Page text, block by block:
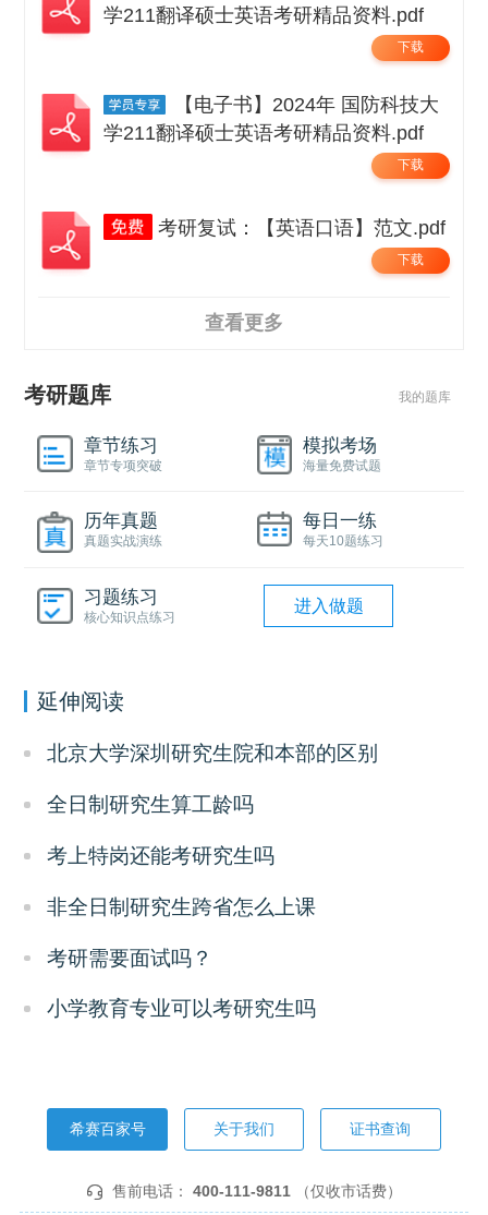
学211翻译硕士英语考研精品资料.pdf
下载
【电子书】2024年 国防科技大
学211翻译硕士英语考研精品资料.pdf
下载
考研复试：【英语口语】范文.pdf
下载
查看更多
考研题库 我的题库
章节练习
章节专项突破
模拟考场
海量免费试题
历年真题
真题实战演练
每日一练
每天10题练习
习题练习
核心知识点练习
进入做题
延伸阅读
北京大学深圳研究生院和本部的区别
全日制研究生算工龄吗
考上特岗还能考研究生吗
非全日制研究生跨省怎么上课
考研需要面试吗？
小学教育专业可以考研究生吗
希赛百家号 关于我们 证书查询
售前电话： 400-111-9811 （仅收市话费）